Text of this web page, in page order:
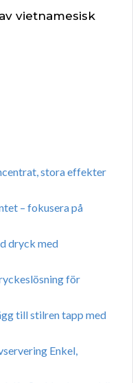
vietnamesisk
stora effekter
– fokusera på
dryck med
för
till stilren tapp med
Enkel,